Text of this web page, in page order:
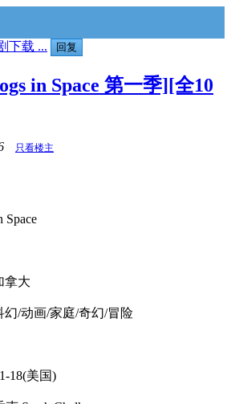
下载 ... 回复
in Space 第一季][全10
只看楼主
大
画/家庭/奇幻/冒险
18(美国)